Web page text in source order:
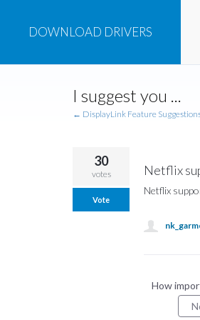
DOWNLOAD DRIVERS
I suggest you ...
← DisplayLink Feature
Netflix
Netflix
30
votes
Vote
How